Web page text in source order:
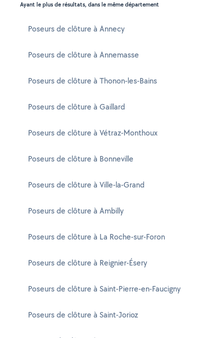
Ayant le plus de résultats, dans le même département
Poseurs de clôture à Annecy
Poseurs de clôture à Annemasse
Poseurs de clôture à Thonon-les-Bains
Poseurs de clôture à Gaillard
Poseurs de clôture à Vétraz-Monthoux
Poseurs de clôture à Bonneville
Poseurs de clôture à Ville-la-Grand
Poseurs de clôture à Ambilly
Poseurs de clôture à La Roche-sur-Foron
Poseurs de clôture à Reignier-Ésery
Poseurs de clôture à Saint-Pierre-en-Faucigny
Poseurs de clôture à Saint-Jorioz